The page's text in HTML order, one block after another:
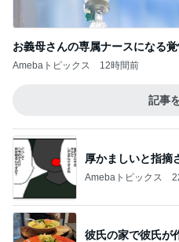
お義母さんの専属ナースになる
Amebaトピックス 12時間前
記事
厚かましいと指摘
Amebaトピックス
彼氏の家で彼氏が